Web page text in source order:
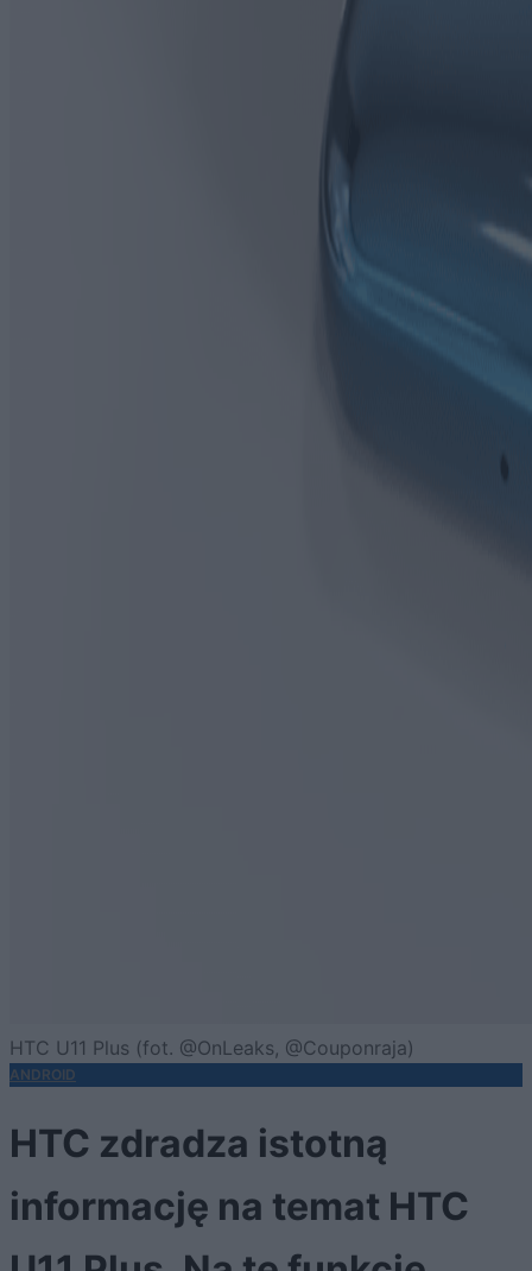
HTC U11 Plus (fot. @OnLeaks, @Couponraja)
ANDROID
HTC zdradza istotną
informację na temat HTC